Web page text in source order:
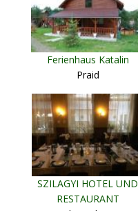
Ferienhaus Katalin
Praid
SZILAGYI HOTEL UND
RESTAURANT
Gheorgheni